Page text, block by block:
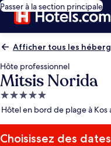
Passer à la section principale
Afficher tous les
Hôte professionnel
Mitsis Norida
Hébergement
5.0 étoiles
Hôtel en bord de plage à
Choisissez des